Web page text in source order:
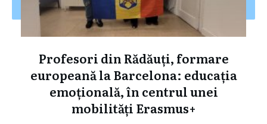
Profesori din Rădăuți, formare
europeană la Barcelona: educația
emoțională, în centrul unei
mobilități Erasmus+